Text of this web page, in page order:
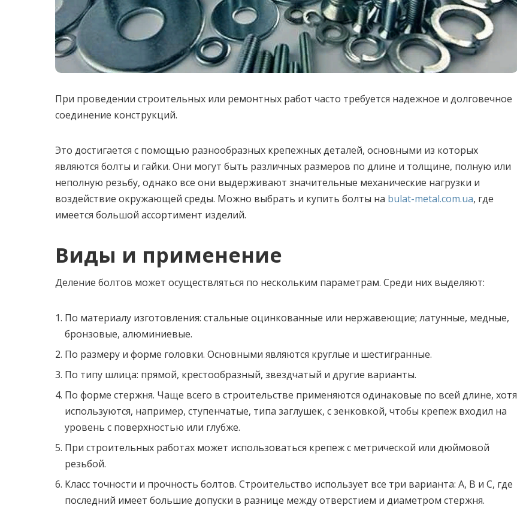
При проведении строительных или ремонтных работ часто требуется надежное и долговечное
соединение конструкций.
Это достигается с помощью разнообразных крепежных деталей, основными из которых
являются болты и гайки. Они могут быть различных размеров по длине и толщине, полную или
неполную резьбу, однако все они выдерживают значительные механические нагрузки и
воздействие окружающей среды. Можно выбрать и купить болты на bulat-metal.com.ua, где
имеется большой ассортимент изделий.
Виды и применение
Деление болтов может осуществляться по нескольким параметрам. Среди них выделяют:
По материалу изготовления: стальные оцинкованные или нержавеющие; латунные, медные,
бронзовые, алюминиевые.
По размеру и форме головки. Основными являются круглые и шестигранные.
По типу шлица: прямой, крестообразный, звездчатый и другие варианты.
По форме стержня. Чаще всего в строительстве применяются одинаковые по всей длине, хотя
используются, например, ступенчатые, типа заглушек, с зенковкой, чтобы крепеж входил на
уровень с поверхностью или глубже.
При строительных работах может использоваться крепеж с метрической или дюймовой
резьбой.
Класс точности и прочность болтов. Строительство использует все три варианта: А, В и С, где
последний имеет большие допуски в разнице между отверстием и диаметром стержня.